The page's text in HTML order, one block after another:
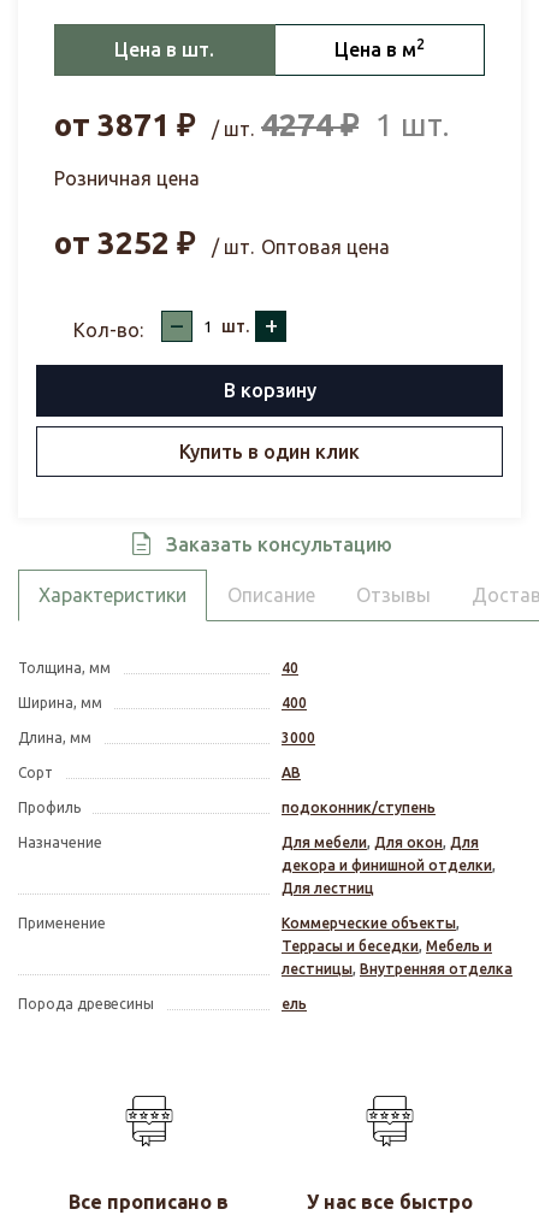
Цена в шт. Цена в м2
от 3871 ₽ / шт. 4274₽ 1 шт.
Розничная цена
от 3252 ₽ / шт. Оптовая цена
Кол-во: – шт. +
В корзину
Купить в один клик
Заказать консультацию
Характеристики Описание Отзывы
Толщина, мм 40
Ширина, мм 400
Длина, мм 3000
Сорт АВ
Профиль подоконник/ступень
Назначение Для мебели, Для окон, Для
декора и финишной отделки,
Для лестниц
Применение Коммерческие объекты,
Террасы и беседки, Мебель и
лестницы, Внутренняя отделка
Порода древесины ель
Все прописано в У нас все быстро